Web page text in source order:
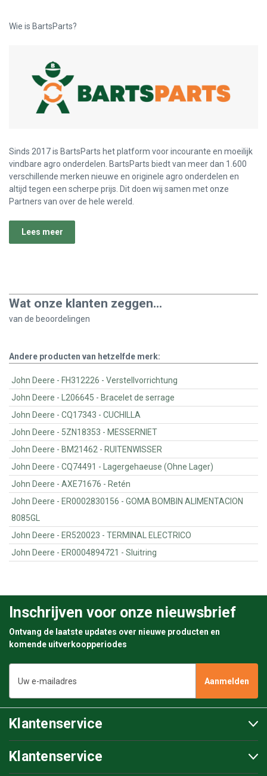
Wie is BartsParts?
Sinds 2017 is BartsParts het platform voor incourante en moeilijk
vindbare agro onderdelen. BartsParts biedt van meer dan 1.600
verschillende merken nieuwe en originele agro onderdelen en
altijd tegen een scherpe prijs. Dit doen wij samen met onze
Partners van over de hele wereld.
Lees meer
Wat onze klanten zeggen...
van de beoordelingen
Andere producten van hetzelfde merk:
John Deere - FH312226 - Verstellvorrichtung
John Deere - L206645 - Bracelet de serrage
John Deere - CQ17343 - CUCHILLA
John Deere - 5ZN18353 - MESSERNIET
John Deere - BM21462 - RUITENWISSER
John Deere - CQ74491 - Lagergehaeuse (Ohne Lager)
John Deere - AXE71676 - Retén
John Deere - ER0002830156 - GOMA BOMBIN ALIMENTACION
8085GL
John Deere - ER520023 - TERMINAL ELECTRICO
John Deere - ER0004894721 - Sluitring
Inschrijven voor onze nieuwsbrief
Ontvang de laatste updates over nieuwe producten en
komende uitverkoopperiodes
mailadres
Klantenservice
Klantenservice